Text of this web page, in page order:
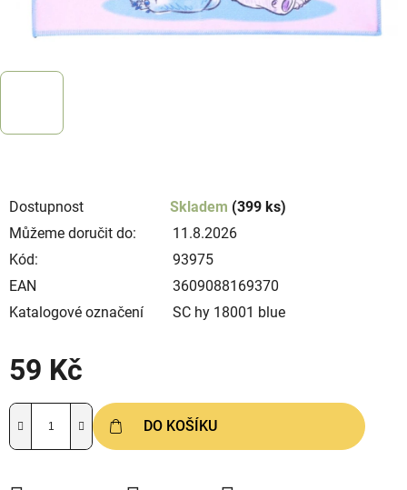
Dostupnost Skladem (399 ks)
Můžeme doručit do:
11.8.2026
Kód:
93975
EAN
3609088169370
Katalogové označení
SC hy 18001 blue
59 Kč
DO KOŠÍKU